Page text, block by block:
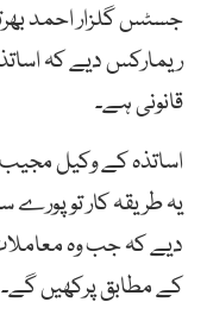
جسٹس گلزار احمد
ریمارکس دیے کہ
قانونی ہے۔
اساتذہ کے وکیل مجیب
یہ طریقہ کار تو
دیے کہ جب وہ
کے مطابق پرکھیں گے۔